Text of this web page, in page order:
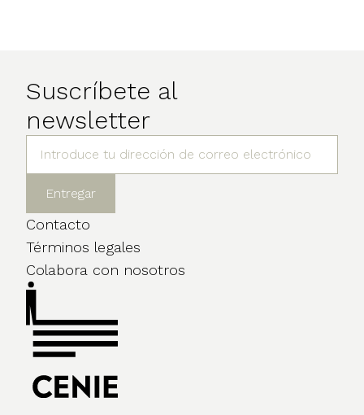
Suscríbete al
newsletter
Contacto
Términos legales
Colabora con nosotros